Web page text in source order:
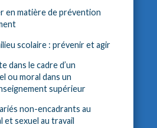
en matière de prévention
scolaire : prévenir et agir
dans le cadre d’un
ou moral dans un
supérieur
non-encadrants au
et sexuel au travail